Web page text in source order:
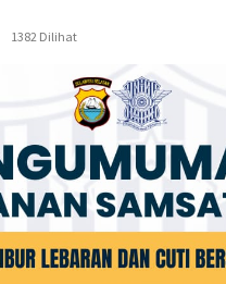
1382 Dilihat